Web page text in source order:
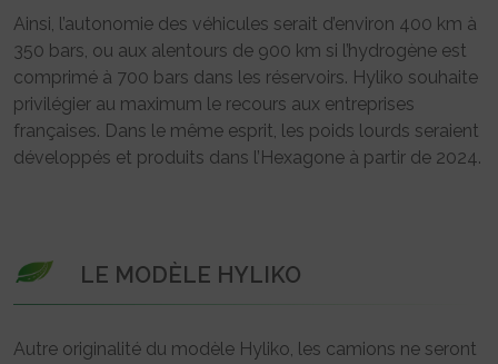
Ainsi, l’autonomie des véhicules serait d’environ 400 km à
350 bars, ou aux alentours de 900 km si l’hydrogène est
comprimé à 700 bars dans les réservoirs. Hyliko souhaite
privilégier au maximum le recours aux entreprises
françaises. Dans le même esprit, les poids lourds seraient
développés et produits dans l’Hexagone à partir de 2024.
LE MODÈLE HYLIKO
Autre originalité du modèle Hyliko, les camions ne seront